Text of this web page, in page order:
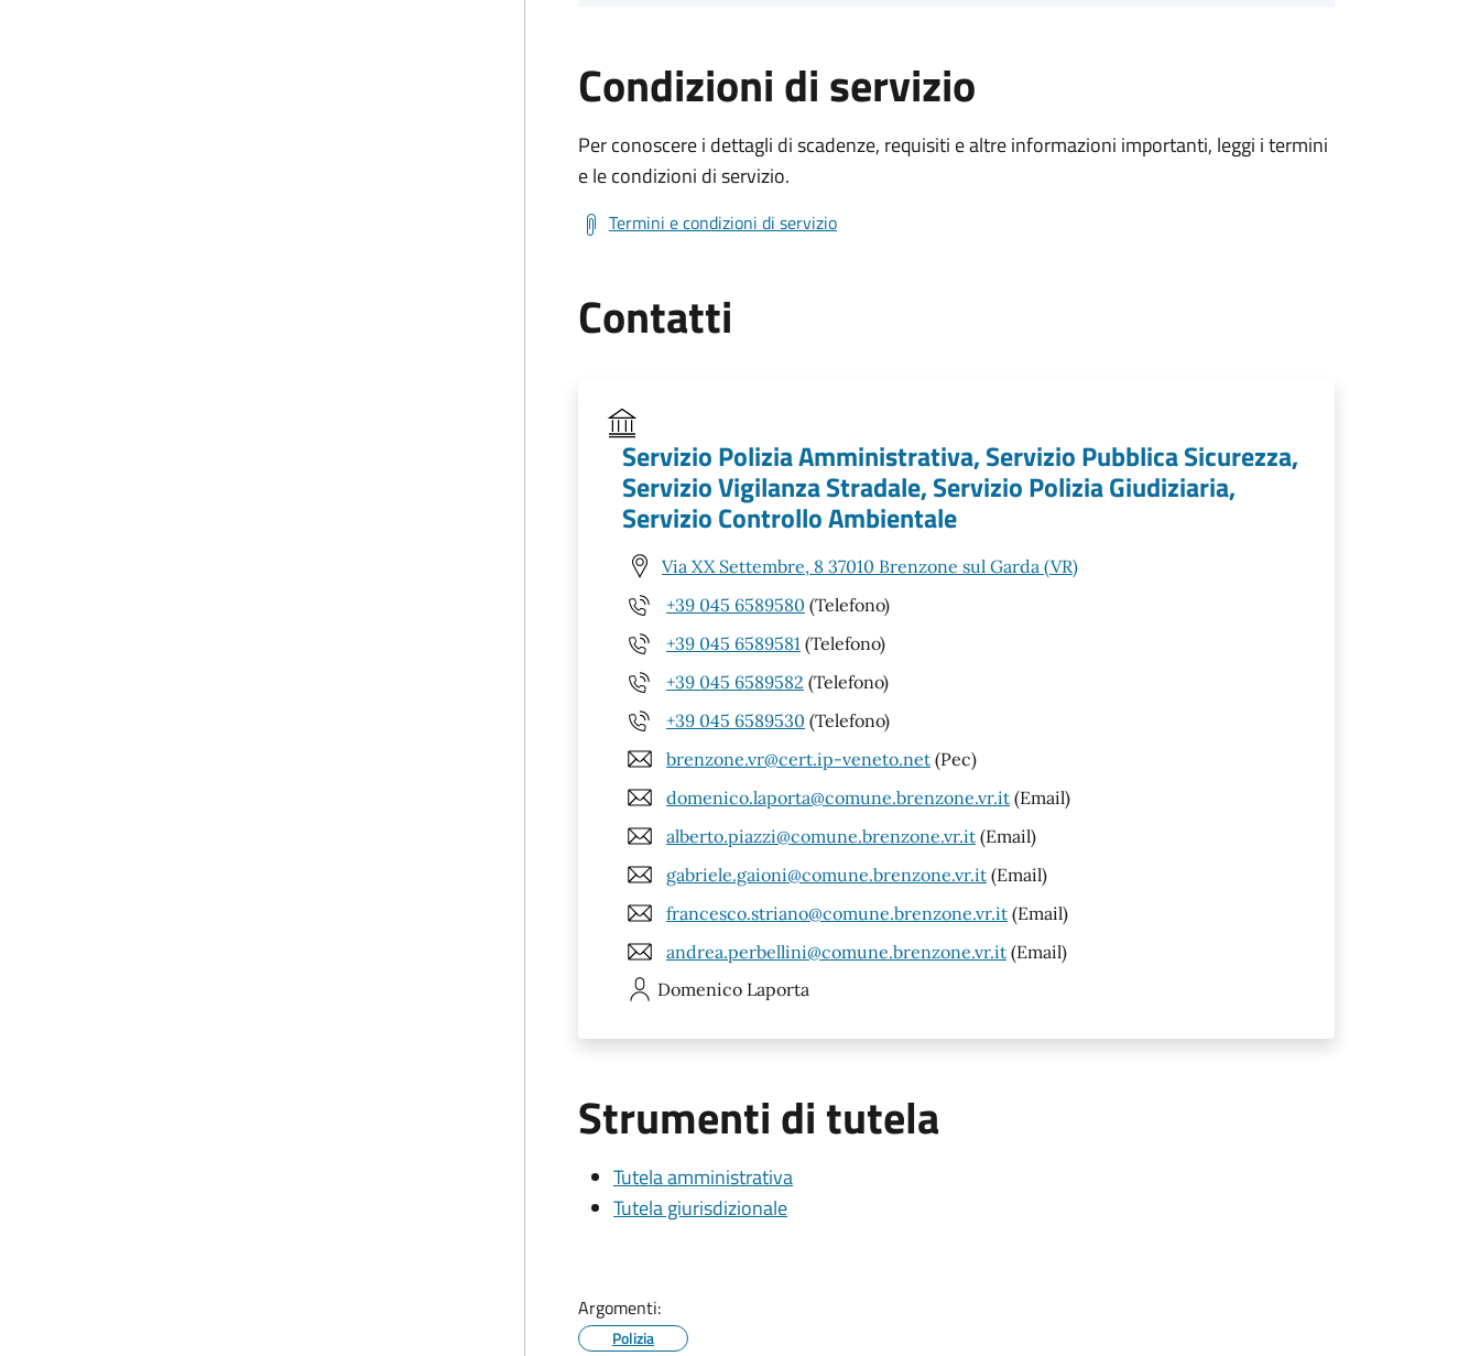
Condizioni di servizio
Per conoscere i dettagli di scadenze, requisiti e altre informazioni importanti, leggi i termini
e le condizioni di servizio.
Termini e condizioni di servizio
Contatti
Servizio Polizia Amministrativa, Servizio Pubblica Sicurezza,
Servizio Vigilanza Stradale, Servizio Polizia Giudiziaria,
Servizio Controllo Ambientale
Via XX Settembre, 8 37010 Brenzone sul Garda (VR)
+39 045 6589580 (Telefono)
+39 045 6589581 (Telefono)
+39 045 6589582 (Telefono)
+39 045 6589530 (Telefono)
brenzone.vr@cert.ip-veneto.net (Pec)
domenico.laporta@comune.brenzone.vr.it (Email)
alberto.piazzi@comune.brenzone.vr.it (Email)
gabriele.gaioni@comune.brenzone.vr.it (Email)
francesco.striano@comune.brenzone.vr.it (Email)
andrea.perbellini@comune.brenzone.vr.it (Email)
Domenico Laporta
Strumenti di tutela
Tutela amministrativa
Tutela giurisdizionale
Argomenti:
Polizia